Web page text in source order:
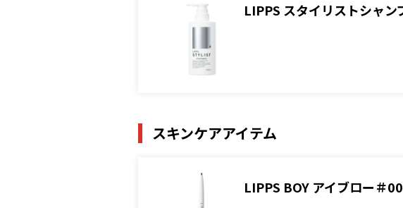
LIPPS スタイリストシャン
スキンケアアイテム
LIPPS BOY アイブロー＃